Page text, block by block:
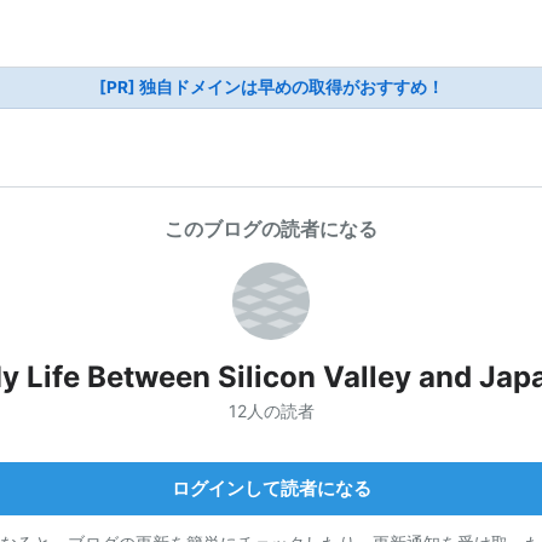
[PR] 独自ドメインは早めの取得がおすすめ！
このブログの読者になる
Life Between Silicon Valley and
12人の読者
ログインして読者になる